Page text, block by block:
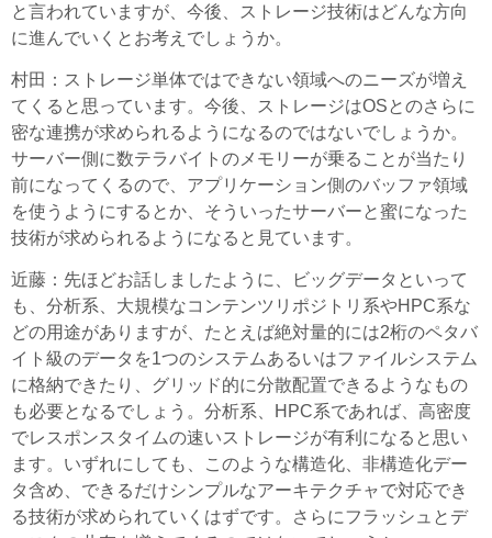
と言われていますが、今後、ストレージ技術はどんな方向
に進んでいくとお考えでしょうか。
村田 ：ストレージ単体ではできない領域へのニーズが増え
てくると思っています。今後、ストレージはOSとのさらに
密な連携が求められるようになるのではないでしょうか。
サーバー側に数テラバイトのメモリーが乗ることが当たり
前になってくるので、アプリケーション側のバッファ領域
を使うようにするとか、そういったサーバーと蜜になった
技術が求められるようになると見ています。
近藤 ：先ほどお話しましたように、ビッグデータといって
も、分析系、大規模なコンテンツリポジトリ系やHPC系な
どの用途がありますが、たとえば絶対量的には2桁のペタバ
イト級のデータを1つのシステムあるいはファイルシステム
に格納できたり、グリッド的に分散配置できるようなもの
も必要となるでしょう。分析系、HPC系であれば、高密度
でレスポンスタイムの速いストレージが有利になると思い
ます。いずれにしても、このような構造化、非構造化デー
タ含め、できるだけシンプルなアーキテクチャで対応でき
る技術が求められていくはずです。さらにフラッシュとデ